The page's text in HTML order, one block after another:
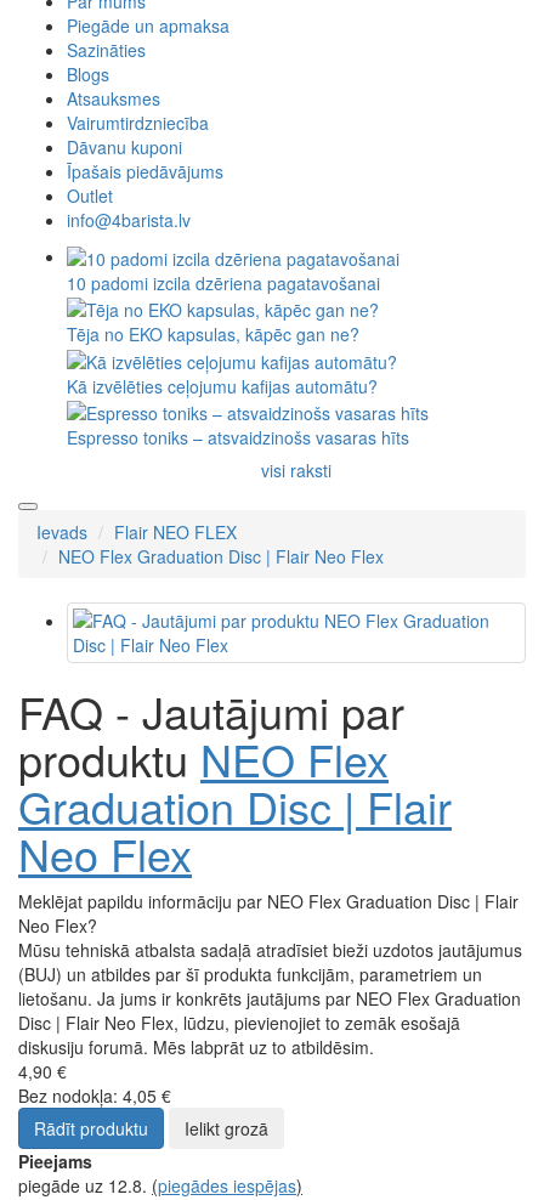
Piegāde un apmaksa
Sazināties
Blogs
Atsauksmes
Vairumtirdzniecība
Dāvanu kuponi
Īpašais piedāvājums
Outlet
info@4barista.lv
10 padomi izcila dzēriena pagatavošanai
Tēja no EKO kapsulas, kāpēc gan ne?
Kā izvēlēties ceļojumu kafijas automātu?
Espresso toniks – atsvaidzinošs vasaras hīts
visi raksti
Ievads
Flair NEO FLEX
NEO Flex Graduation Disc | Flair Neo Flex
FAQ - Jautājumi par
produktu NEO Flex
Graduation Disc | Flair
Neo Flex
Meklējat papildu informāciju par NEO Flex Graduation Disc | Flair
Neo Flex?
Mūsu tehniskā atbalsta sadaļā atradīsiet bieži uzdotos jautājumus
(BUJ) un atbildes par šī produkta funkcijām, parametriem un
lietošanu. Ja jums ir konkrēts jautājums par NEO Flex Graduation
Disc | Flair Neo Flex, lūdzu, pievienojiet to zemāk esošajā
diskusiju forumā. Mēs labprāt uz to atbildēsim.
4,90 €
Bez nodokļa: 4,05 €
Rādīt produktu
Ielikt grozā
Pieejams
piegāde uz 12.8. (piegādes iespējas)